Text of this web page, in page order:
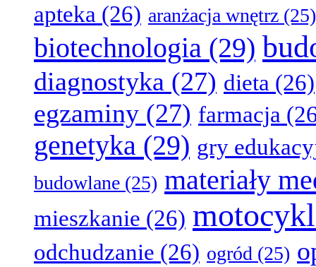
apteka (26) aranżacja wnętrz (25)
biotechnologia (29)
diagnostyka (27) dieta (26)
egzaminy (27) farmacja
genetyka (29) gry
budowlane (25) materiały
mieszkanie (26)
odchudzanie (26) ogród (25)